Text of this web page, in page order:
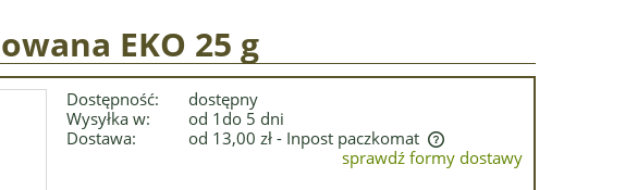
EKO 25 g
Dostępność:
dostępny
Wysyłka w:
od 1do 5 dni
Dostawa:
od 13,00 zł - Inpost paczkomat
Cena nie zawiera ewentualnych kosztów
sprawdź formy dostawy